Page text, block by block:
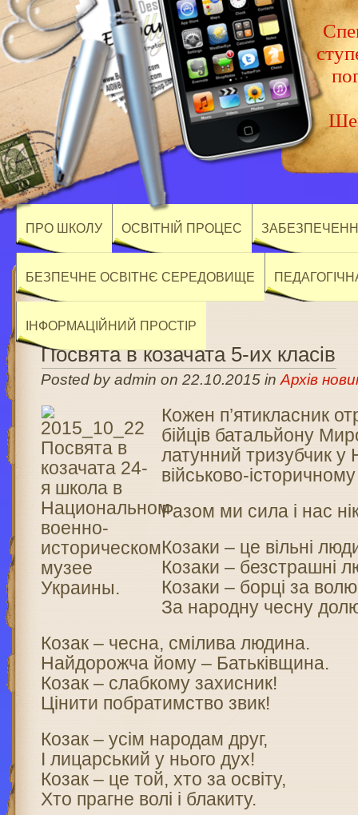
ПРО ШКОЛУ ОСВІТНІЙ ПРОЦЕС
БЕЗПЕЧНЕ ОСВІТНЄ СЕРЕДОВИЩЕ
ІНФОРМАЦІЙНИЙ ПРОСТІР
Посвята в козачата 5-их класів
Posted by admin on 22.10.2015 inАрхів
Кожен п’ятикласник
бійців батальйону
латунний тризубчик у
військово-
Разом ми сила і нас
Козаки – це вільні
Козаки – безстрашні
Козаки – борці за
За народну чесну
Козак – чесна, смілива людина.
Найдорожча йому – Батьківщина.
Козак – слабкому захисник!
Цінити побратимство звик!
Козак – усім народам друг,
І лицарський у нього дух!
Козак – це той, хто за освіту,
Хто прагне волі і блакиту.